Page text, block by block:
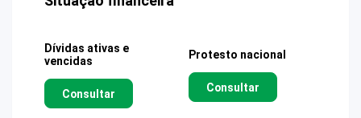
Dívidas ativas e
vencidas
Consultar
Protesto nacional
Consultar